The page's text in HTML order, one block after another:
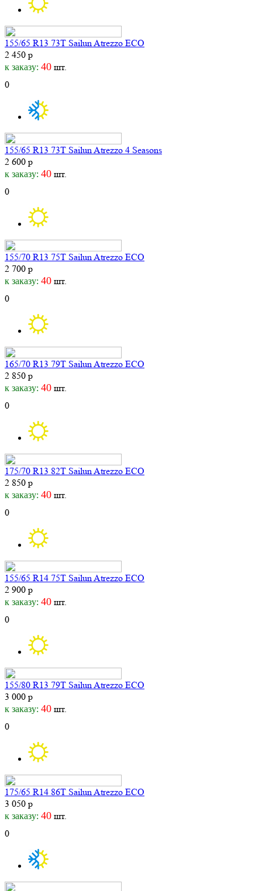
155/65 R13 73T Sailun Atrezzo ECO
2 450 р
к заказу: 40 шт.
0
155/65 R13 73T Sailun Atrezzo 4 Seasons
2 600 р
к заказу: 40 шт.
0
155/70 R13 75T Sailun Atrezzo ECO
2 700 р
к заказу: 40 шт.
0
165/70 R13 79T Sailun Atrezzo ECO
2 850 р
к заказу: 40 шт.
0
175/70 R13 82T Sailun Atrezzo ECO
2 850 р
к заказу: 40 шт.
0
155/65 R14 75T Sailun Atrezzo ECO
2 900 р
к заказу: 40 шт.
0
155/80 R13 79T Sailun Atrezzo ECO
3 000 р
к заказу: 40 шт.
0
175/65 R14 86T Sailun Atrezzo ECO
3 050 р
к заказу: 40 шт.
0